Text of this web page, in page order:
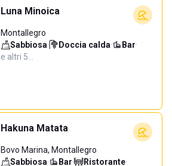
Luna Minoica
Montallegro
Sabbiosa· Doccia calda· Bar·
e altri 5…
Hakuna Matata
Bovo Marina, Montallegro
Sabbiosa· Bar· Ristorante·